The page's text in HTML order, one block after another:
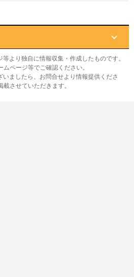
より独自に情報収集・作成したものです。
ページ等でご確認ください。
ましたら、お問合せより情報提供くださ
させていただきます。